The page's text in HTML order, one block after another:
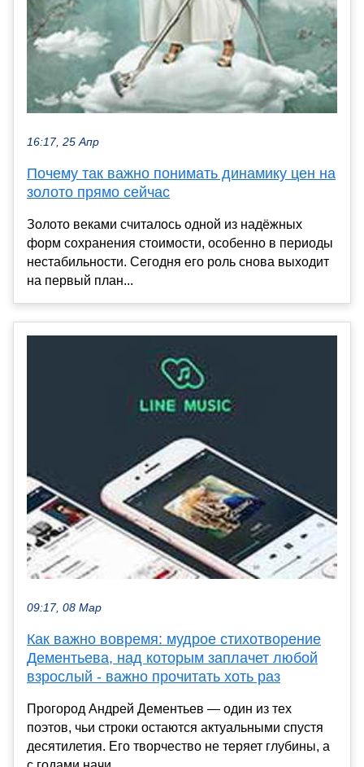
16:17, 25 Апр
Почему так важно понимать динамику цен на
золото прямо сейчас
Золото веками считалось одной из надёжных
форм сохранения стоимости, особенно в периоды
нестабильности. Сегодня его роль снова выходит
на первый план...
09:17, 08 Мар
Как важно вовремя: мудрое стихотворение
Дементьева, над которым заплачет любой
взрослый - важно прочитать хоть раз
Прогород Андрей Дементьев — один из тех
поэтов, чьи строки остаются актуальными спустя
десятилетия. Его творчество не теряет глубины, а